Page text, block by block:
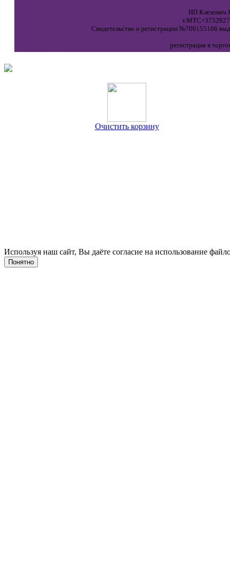
ИП Клезович
Свидетельство о регистрации №700155106
регистрация в
Очистить корзину
Используя наш сайт, Вы даёте согласие на использование
Понятно